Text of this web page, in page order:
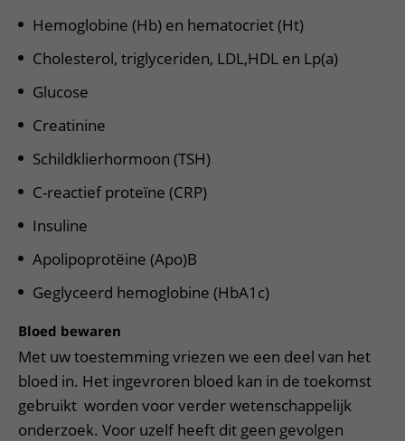
Hemoglobine (Hb) en hematocriet (Ht)
Cholesterol, triglyceriden, LDL,HDL en Lp(a)
Glucose
Creatinine
Schildklierhormoon (TSH)
C-reactief proteïne (CRP)
Insuline
Apolipoprotëine (Apo)B
Geglyceerd hemoglobine (HbA1c)
Bloed bewaren
Met uw toestemming vriezen we een deel van het
bloed in. Het ingevroren bloed kan in de toekomst
gebruikt worden voor verder wetenschappelijk
onderzoek. Voor uzelf heeft dit geen gevolgen